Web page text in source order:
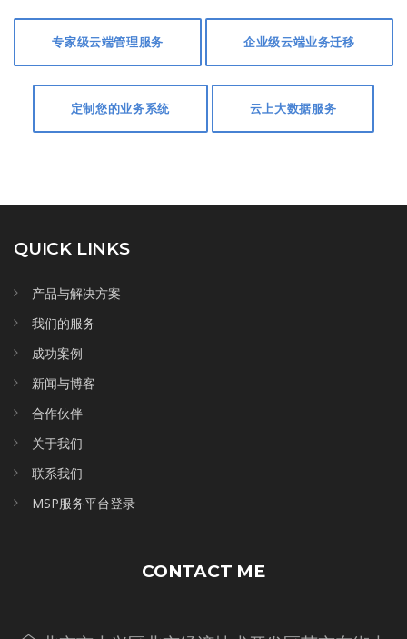
专家级云端管理服务 企业级云端业务迁移
定制您的业务系统 云上大数据服务
QUICK LINKS
产品与解决方案
我们的服务
成功案例
新闻与博客
合作伙伴
关于我们
联系我们
MSP服务平台登录
CONTACT ME